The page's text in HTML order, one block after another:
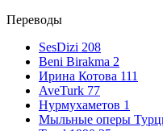
Переводы
SesDizi 208
Beni Birakma 2
Ирина Котова 111
AveTurk 77
Нурмухаметов 1
Мыльные оперы